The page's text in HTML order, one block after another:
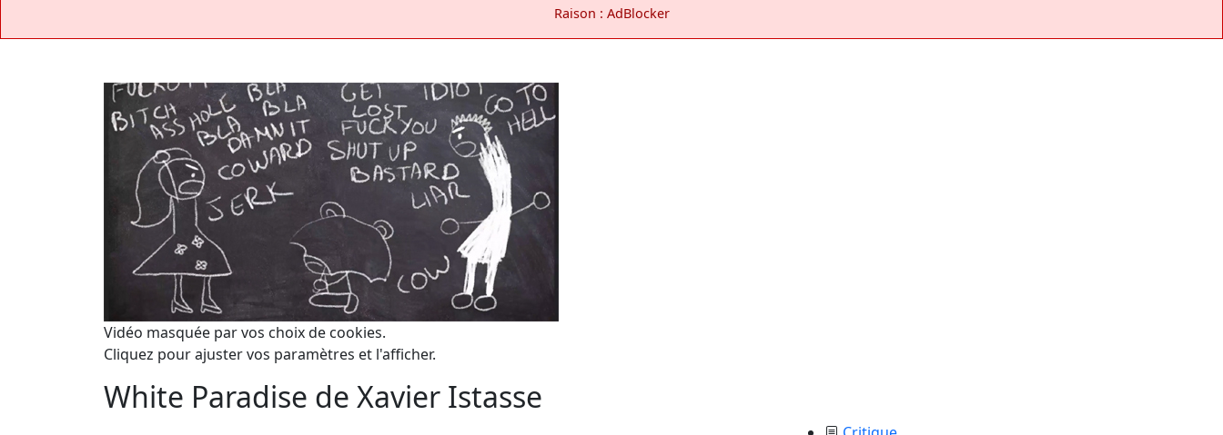
Raison : AdBlocker
Vidéo masquée par vos choix de cookies.
Cliquez pour ajuster vos paramètres et l'afficher.
White Paradise de Xavier Istasse